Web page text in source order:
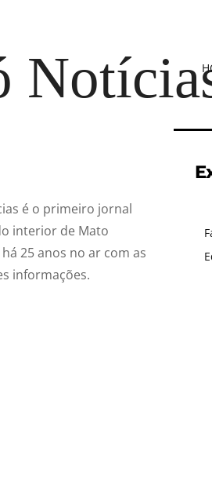
é o primeiro jornal
interior de Mato
25 anos no ar com as
informações.